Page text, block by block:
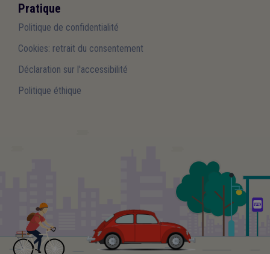
Pratique
Politique de confidentialité
Cookies: retrait du consentement
Déclaration sur l'accessibilité
Politique éthique